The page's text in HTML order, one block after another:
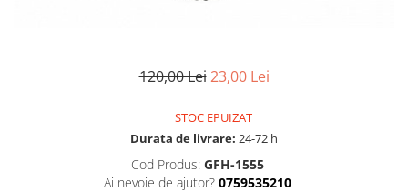
120,00 Lei 23,00 Lei
STOC EPUIZAT
Durata de livrare: 24-72 h
Cod Produs: GFH-1555
Ai nevoie de ajutor? 0759535210